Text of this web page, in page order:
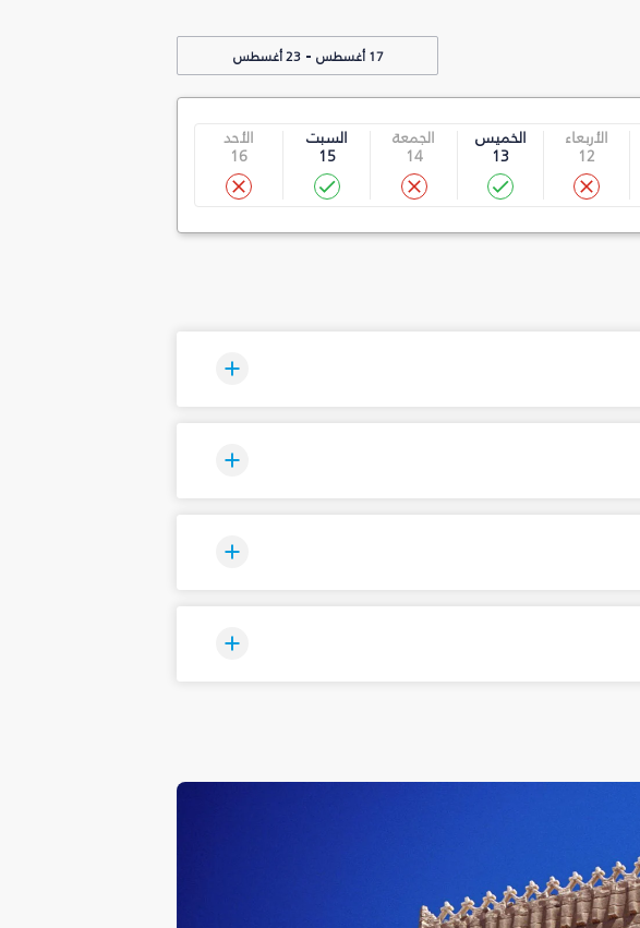
17 أغسطس -23 أغسطس
الأربعاء
12
الخميس
13
الجمعة
14
السبت
15
الأحد
16